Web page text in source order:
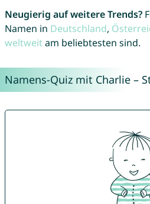
Neugierig auf weitere Trends?
Namen in Deutschland,
weltweitam beliebtesten sind.
Namens-Quiz mit Charlie –